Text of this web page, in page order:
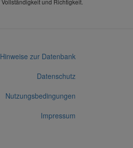
und Richtigkeit.
Hinweise zur Datenbank
Datenschutz
Nutzungsbedingungen
Impressum